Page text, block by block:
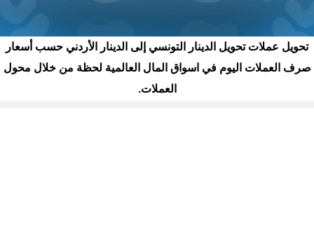
تحويل عملات تحويل الدينار التونسي إلى الدينار الأردني حسب أسعار
صرف العملات اليوم في اسواق المال العالمية لحظة من خلال محول
العملات.